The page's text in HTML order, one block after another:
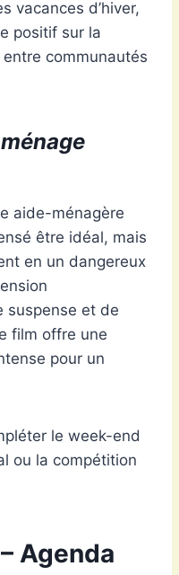
vacances d’hiver,
positif sur la
communautés
aide-ménagère
être idéal, mais
en un dangereux
suspense et de
film offre une
pour un
le week-end
ou la compétition
Agenda